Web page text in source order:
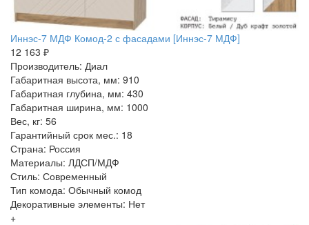
Иннэс-7 МДФ Комод-2 с фасадами [Иннэс-7 МДФ]
12 163 ₽
Производитель: Диал
Габаритная высота, мм: 910
Габаритная глубина, мм: 430
Габаритная ширина, мм: 1000
Вес, кг: 56
Гарантийный срок мес.: 18
Страна: Россия
Материалы: ЛДСП/МДФ
Стиль: Современный
Тип комода: Обычный комод
Декоративные элементы: Нет
+